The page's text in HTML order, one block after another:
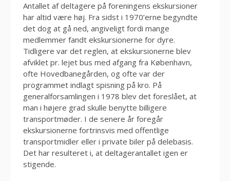
Antallet af deltagere på foreningens ekskursioner
har altid være høj. Fra sidst i 1970’erne begyndte
det dog at gå ned, angiveligt fordi mange
medlemmer fandt ekskursionerne for dyre.
Tidligere var det reglen, at ekskursionerne blev
afviklet pr. lejet bus med afgang fra København,
ofte Hovedbanegården, og ofte var der
programmet indlagt spisning på kro. På
generalforsamlingen i 1978 blev det foreslået, at
man i højere grad skulle benytte billigere
transportmøder. I de senere år foregår
ekskursionerne fortrinsvis med offentlige
transportmidler eller i private biler på delebasis.
Det har resulteret i, at deltagerantallet igen er
stigende.